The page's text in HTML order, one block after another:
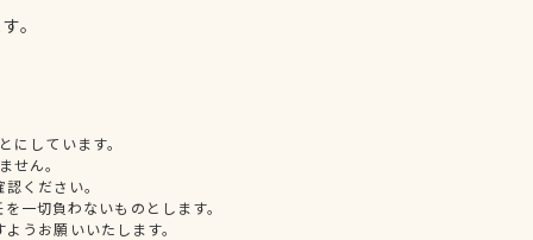
。
しています。
せん。
ください。
一切負わないものとします。
うお願いいたします。